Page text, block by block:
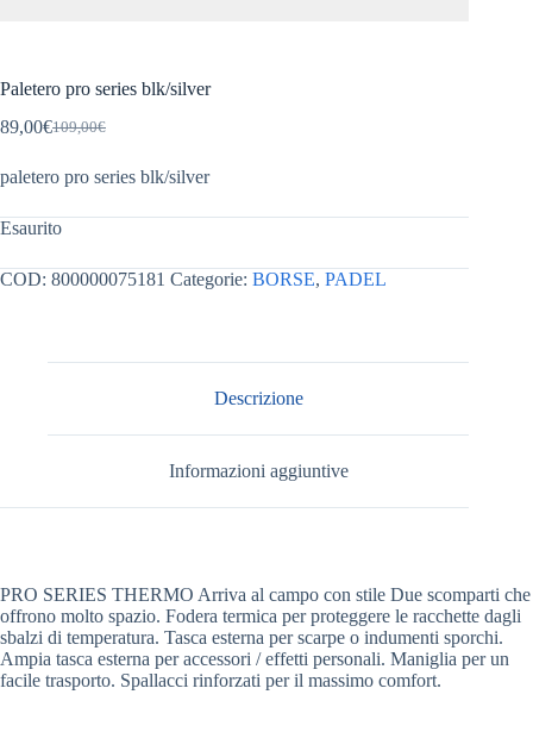
Paletero pro series blk/silver
109,00€
Il
originale
109,00€.
89,00€Il
attuale
89,00€.
paletero pro series blk/silver
Esaurito
COD: 800000075181 Categorie: BORSE, PADEL
Descrizione
Informazioni aggiuntive
PRO SERIES THERMO Arriva al campo con stile Due scomparti che
offrono molto spazio. Fodera termica per proteggere le racchette dagli
sbalzi di temperatura. Tasca esterna per scarpe o indumenti sporchi.
Ampia tasca esterna per accessori / effetti personali. Maniglia per un
facile trasporto. Spallacci rinforzati per il massimo comfort.